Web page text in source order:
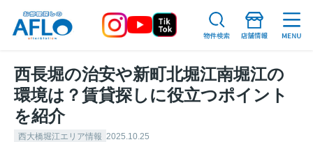
西長堀の治安や新町北堀江南堀江の
環境は？賃貸探しに役立つポイント
を紹介
西大橋堀江エリア情報 2025.10.25